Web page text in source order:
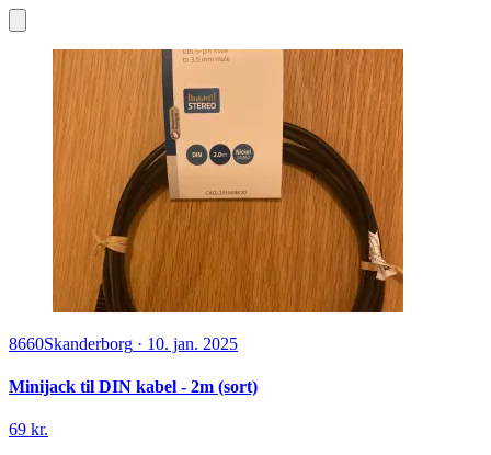
8660Skanderborg · 10. jan. 2025
Minijack til DIN kabel - 2m (sort)
69 kr.